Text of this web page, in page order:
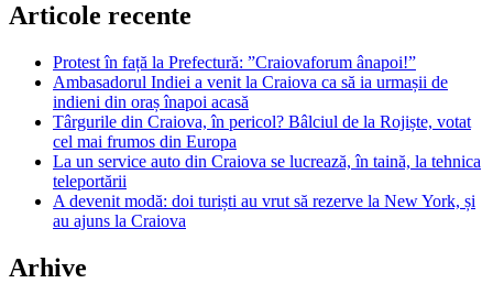
Articole recente
Protest în față la Prefectură: ”Craiovaforum ânapoi!”
Ambasadorul Indiei a venit la Craiova ca să ia urmașii de
indieni din oraș înapoi acasă
Târgurile din Craiova, în pericol? Bâlciul de la Rojiște, votat
cel mai frumos din Europa
La un service auto din Craiova se lucrează, în taină, la tehnica
teleportării
A devenit modă: doi turiști au vrut să rezerve la New York, și
au ajuns la Craiova
Arhive